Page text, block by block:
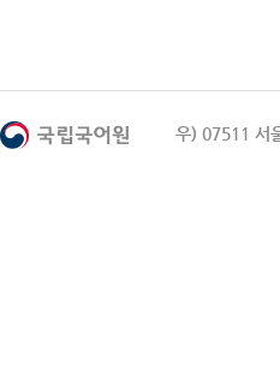
우) 07511 서